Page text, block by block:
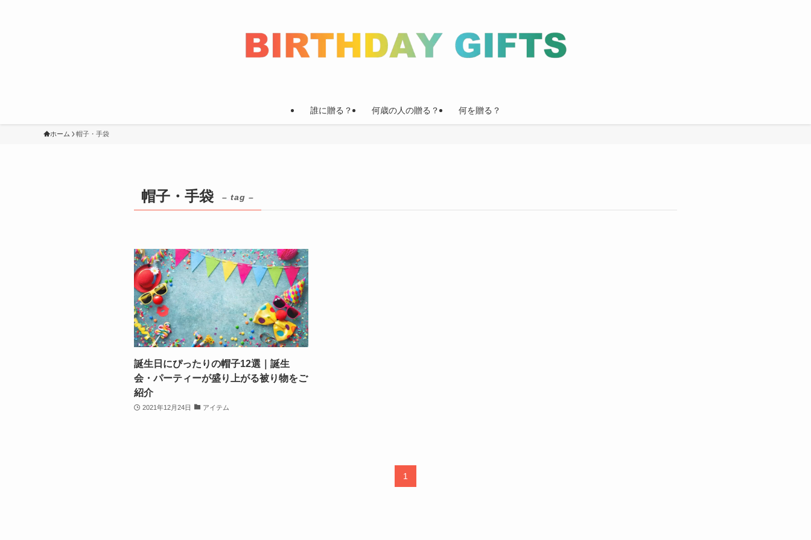
誰に贈る？ 何歳の人の贈る？ 何を贈る？
ホーム 帽子・手袋
帽子・手袋 – tag –
誕生日にぴったりの帽子12選｜誕生
会・パーティーが盛り上がる被り物をご
紹介
2021年12月24日 アイテム
1